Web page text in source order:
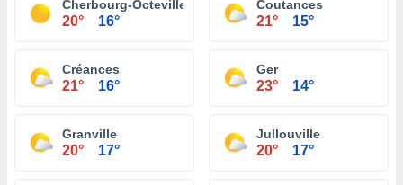
Cherbourg-Octeville
20° 16°
Coutances
21° 15°
Créances
21° 16°
Ger
23° 14°
Granville
20° 17°
Jullouville
20° 17°